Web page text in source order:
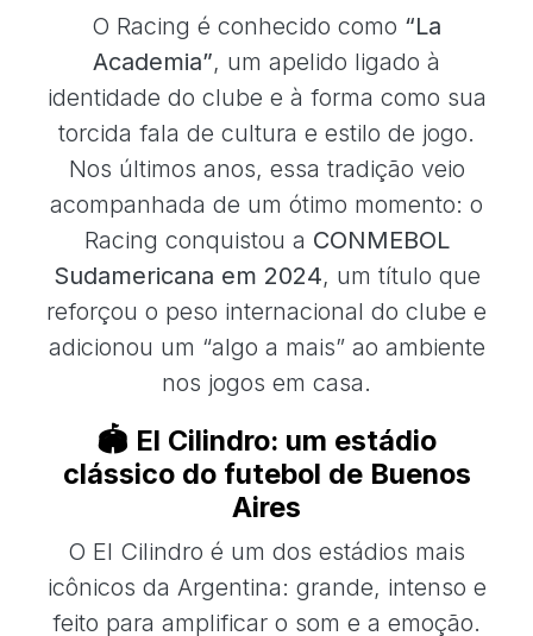
O Racing é conhecido como “La
Academia”, um apelido ligado à
identidade do clube e à forma como sua
torcida fala de cultura e estilo de jogo.
Nos últimos anos, essa tradição veio
acompanhada de um ótimo momento: o
Racing conquistou a CONMEBOL
Sudamericana em 2024, um título que
reforçou o peso internacional do clube e
adicionou um “algo a mais” ao ambiente
nos jogos em casa.
🏟️ El Cilindro: um estádio
clássico do futebol de Buenos
Aires
O El Cilindro é um dos estádios mais
icônicos da Argentina: grande, intenso e
feito para amplificar o som e a emoção.